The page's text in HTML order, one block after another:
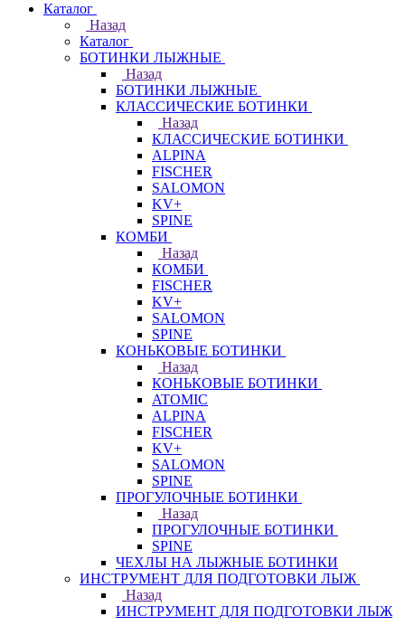
Каталог
Назад
Каталог
БОТИНКИ ЛЫЖНЫЕ
Назад
БОТИНКИ ЛЫЖНЫЕ
КЛАССИЧЕСКИЕ БОТИНКИ
Назад
КЛАССИЧЕСКИЕ БОТИНКИ
ALPINA
FISCHER
SALOMON
KV+
SPINE
КОМБИ
Назад
КОМБИ
FISCHER
KV+
SALOMON
SPINE
КОНЬКОВЫЕ БОТИНКИ
Назад
КОНЬКОВЫЕ БОТИНКИ
ATOMIC
ALPINA
FISCHER
KV+
SALOMON
SPINE
ПРОГУЛОЧНЫЕ БОТИНКИ
Назад
ПРОГУЛОЧНЫЕ БОТИНКИ
SPINE
ЧЕХЛЫ НА ЛЫЖНЫЕ БОТИНКИ
ИНСТРУМЕНТ ДЛЯ ПОДГОТОВКИ ЛЫЖ
Назад
ИНСТРУМЕНТ ДЛЯ ПОДГОТОВКИ ЛЫЖ